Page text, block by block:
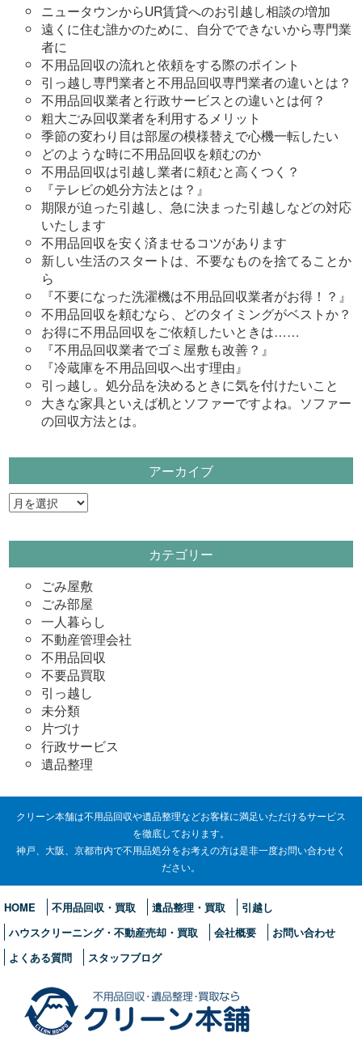
ニュータウンからUR賃貸へのお引越し相談の増加
遠くに住む誰かのために、自分でできないから専門業
者に
不用品回収の流れと依頼をする際のポイント
引っ越し専門業者と不用品回収専門業者の違いとは？
不用品回収業者と行政サービスとの違いとは何？
粗大ごみ回収業者を利用するメリット
季節の変わり目は部屋の模様替えで心機一転したい
どのような時に不用品回収を頼むのか
不用品回収は引越し業者に頼むと高くつく？
『テレビの処分方法とは？』
期限が迫った引越し、急に決まった引越しなどの対応
いたします
不用品回収を安く済ませるコツがあります
新しい生活のスタートは、不要なものを捨てることか
ら
『不要になった洗濯機は不用品回収業者がお得！？』
不用品回収を頼むなら、どのタイミングがベストか？
お得に不用品回収をご依頼したいときは……
『不用品回収業者でゴミ屋敷も改善？』
『冷蔵庫を不用品回収へ出す理由』
引っ越し。処分品を決めるときに気を付けたいこと
大きな家具といえば机とソファーですよね。ソファー
の回収方法とは。
アーカイブ
ア
カ
カテゴリー
ごみ屋敷
ごみ部屋
一人暮らし
不動産管理会社
不用品回収
不要品買取
引っ越し
未分類
片づけ
行政サービス
遺品整理
クリーン本舗は不用品回収や遺品整理などお客様に満足いただけるサービス
を徹底しております。
神戸、大阪、京都市内で不用品処分をお考えの方は是非一度お問い合わせく
ださい。
HOME 不用品回収・買取 遺品整理・買取
引越し
ハウスクリーニング・不動産売却・買取
会社概要
お問い合わせ
よくある質問
スタッフブログ